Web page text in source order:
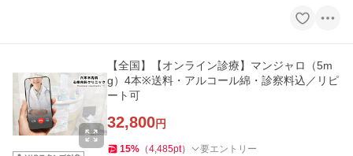
【全国】【オンライン診療】マンジャロ（5m
g）4本※送料・アルコール綿・診察料込／リピ
ート可
32,800円
15% （4,485pt） 要エントリー